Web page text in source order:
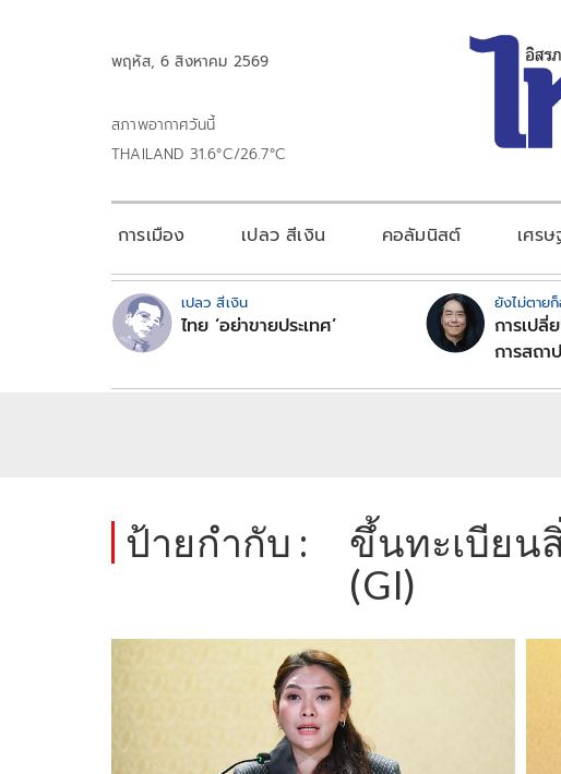
พฤหัส, 6 สิงหาคม 2569
สภาพอากาศวันนี้
THAILAND 31.6°C/26.7°C
การเมือง เปลว สีเงิน คอลัมนิสต์ เศร
เปลว สีเงิน
ไทย ‘อย่าขายประเทศ’
ยังไม่ตาย
การเปลี่
การสถ
ป้ายกำกับ :
ขึ้นทะเบียน
(GI)